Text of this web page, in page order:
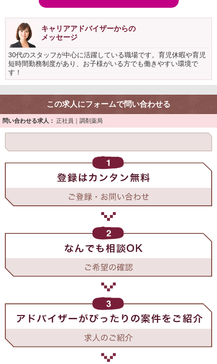
キャリアアドバイザーからの
メッセージ
30代のスタッフが中心に活躍している職場です。育児休暇や育児
短時間勤務制度があり、お子様がいる方でも働きやすい環境で
す！
この求人にフォームで問い合わせる
問い合わせる求人： 正社員｜調剤薬局